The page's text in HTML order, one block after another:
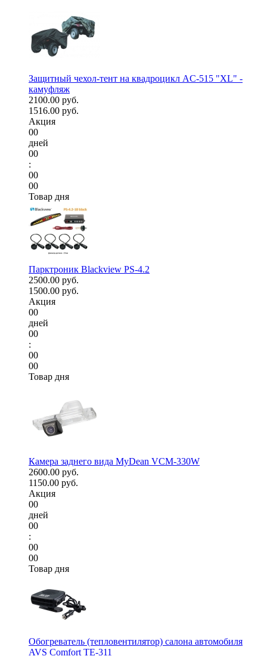
Защитный чехол-тент на квадроцикл AC-515 "XL" -
камуфляж
2100.00 руб.
1516.00 руб.
Акция
00
дней
00
:
00
00
Товар дня
Парктроник Blackview PS-4.2
2500.00 руб.
1500.00 руб.
Акция
00
дней
00
:
00
00
Товар дня
Камера заднего вида MyDean VCM-330W
2600.00 руб.
1150.00 руб.
Акция
00
дней
00
:
00
00
Товар дня
Обогреватель (тепловентилятор) салона автомобиля
AVS Comfort TE-311